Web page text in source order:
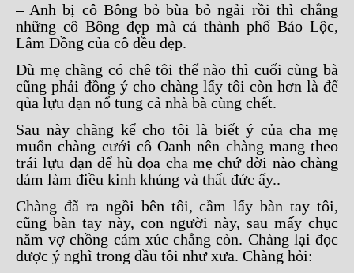
– Anh bị cô Bông bỏ bùa bỏ ngải rồi thì chẳng
những cô Bông đẹp mà cả thành phố Bảo Lộc,
Lâm Đồng của cô đều đẹp.
Dù mẹ chàng có chê tôi thế nào thì cuối cùng bà
cũng phải đồng ý cho chàng lấy tôi còn hơn là để
qủa lựu đạn nổ tung cả nhà bà cùng chết.
Sau này chàng kể cho tôi là biết ý của cha mẹ
muốn chàng cưới cô Oanh nên chàng mang theo
trái lựu đạn để hù dọa cha mẹ chứ đời nào chàng
dám làm điều kinh khủng và thất đức ấy..
Chàng đã ra ngồi bên tôi, cầm lấy bàn tay tôi,
cũng bàn tay này, con người này, sau mấy chục
năm vợ chồng cảm xúc chẳng còn. Chàng lại đọc
được ý nghĩ trong đầu tôi như xưa. Chàng hỏi: